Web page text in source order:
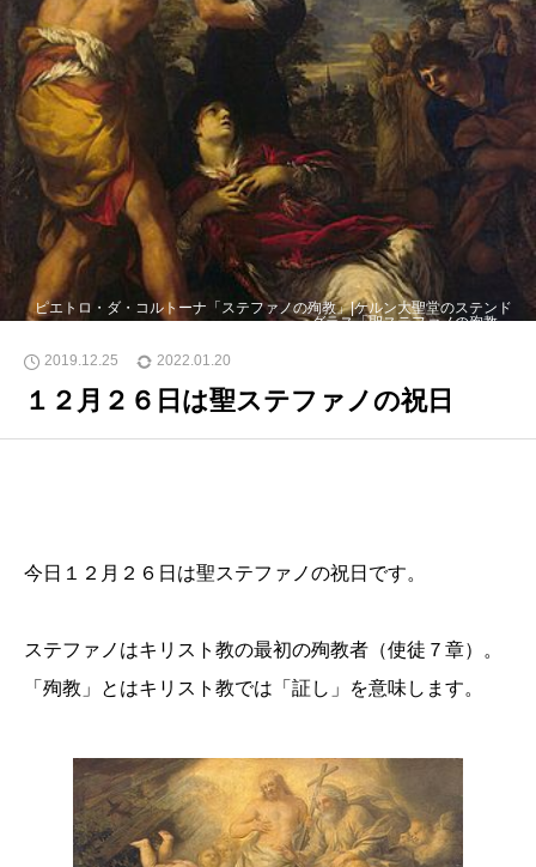
ピエトロ・ダ・コルトーナ「ステファノの殉教」|ケルン大聖堂のステンド
グラス「聖ステファノの殉教」
2019.12.25 2022.01.20
１２月２６日は聖ステファノの祝日
今日１２月２６日は聖ステファノの祝日です。
ステファノはキリスト教の最初の殉教者（使徒７章）。
「殉教」とはキリスト教では「証し」を意味します。